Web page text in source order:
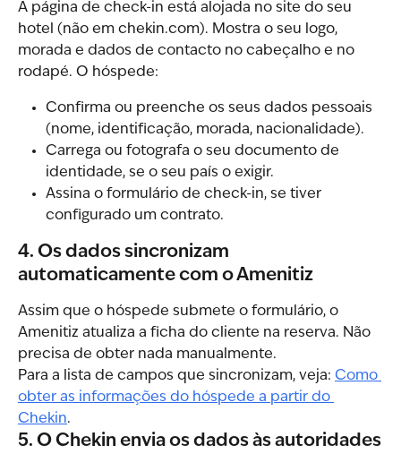
A página de check-in está alojada no site do seu
hotel (não em chekin.com). Mostra o seu logo,
morada e dados de contacto no cabeçalho e no
rodapé. O hóspede:
Confirma ou preenche os seus dados pessoais
(nome, identificação, morada, nacionalidade).
Carrega ou fotografa o seu documento de
identidade, se o seu país o exigir.
Assina o formulário de check-in, se tiver
configurado um contrato.
4. Os dados sincronizam
automaticamente com o Amenitiz
Assim que o hóspede submete o formulário, o
Amenitiz atualiza a ficha do cliente na reserva. Não
precisa de obter nada manualmente.
Para a lista de campos que sincronizam, veja: Como
obter as informações do hóspede a partir do
Chekin.
5. O Chekin envia os dados às autoridades